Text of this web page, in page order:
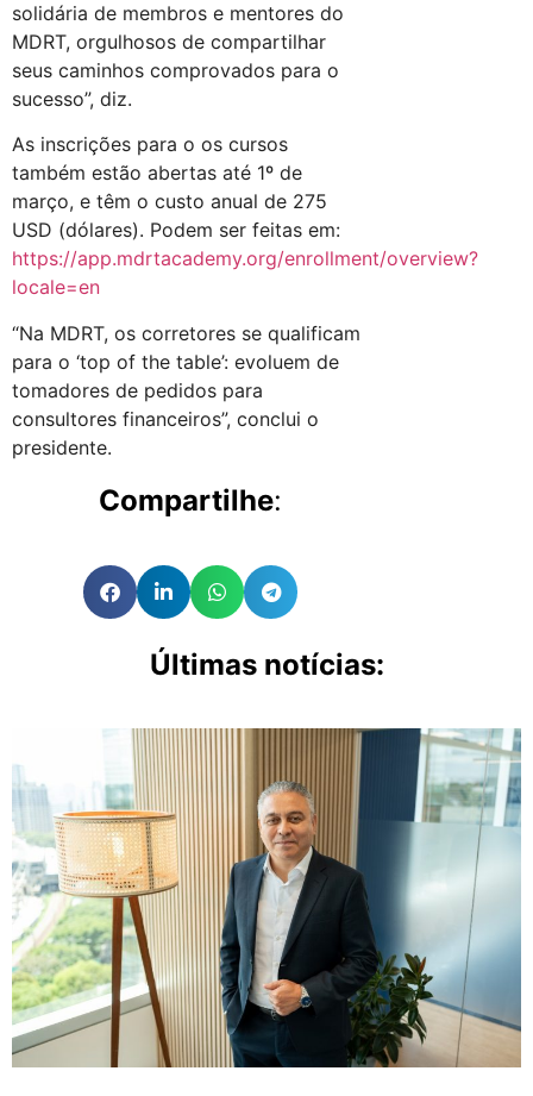
solidária de membros e mentores do
MDRT, orgulhosos de compartilhar
seus caminhos comprovados para o
sucesso”, diz.
As inscrições para o os cursos
também estão abertas até 1º de
março, e têm o custo anual de 275
USD (dólares). Podem ser feitas em:
https://app.mdrtacademy.org/enrollment/overview?
locale=en
“Na MDRT, os corretores se qualificam
para o ‘top of the table’: evoluem de
tomadores de pedidos para
consultores financeiros”, conclui o
presidente.
Compartilhe:
Últimas notícias: